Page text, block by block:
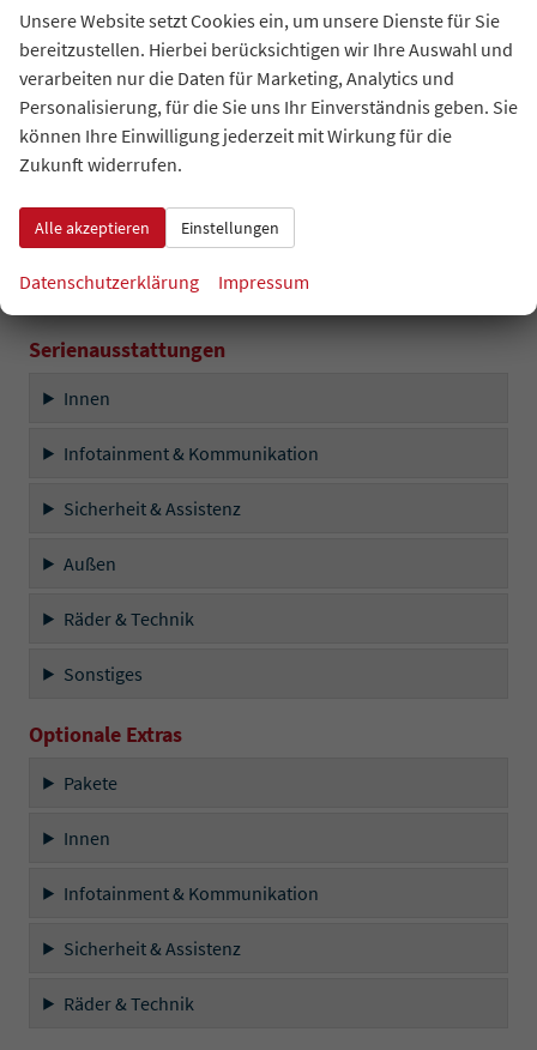
Innen
Infotainment & Kommunikation
Sicherheit & Assistenz
Außen
Räder & Technik
Sonstiges
Serienausstattungen
Innen
Infotainment & Kommunikation
Sicherheit & Assistenz
Außen
Räder & Technik
Sonstiges
Optionale Extras
Pakete
Innen
Infotainment & Kommunikation
Sicherheit & Assistenz
Räder & Technik
Unsere Website setzt Cookies ein, um unsere Dienste für Sie
bereitzustellen. Hierbei berücksichtigen wir Ihre Auswahl und
verarbeiten nur die Daten für Marketing, Analytics und
Personalisierung, für die Sie uns Ihr Einverständnis geben. Sie
können Ihre Einwilligung jederzeit mit Wirkung für die
Zukunft widerrufen.
Alle akzeptieren Einstellungen
Datenschutzerklärung Impressum